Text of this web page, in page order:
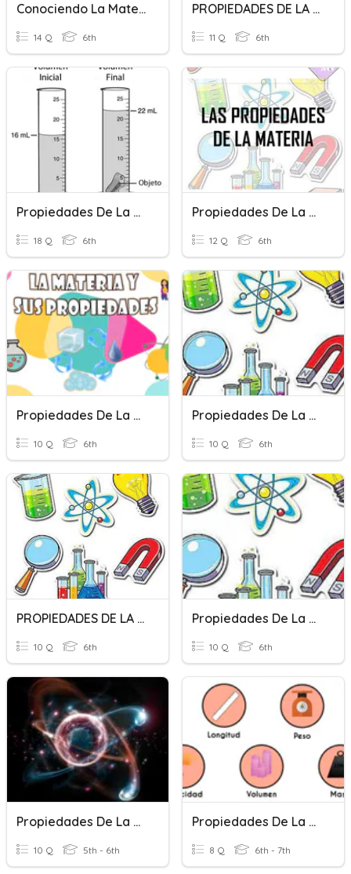
Conociendo La Materia... (Propiedades De La Materia)
14 Q 6th
PROPIEDADES DE LA MATERIA
11 Q 6th
Propiedades De La Materia
18 Q 6th
Propiedades De La Materia
12 Q 6th
Propiedades De La Materia
10 Q 6th
Propiedades De La Materia
10 Q 6th
PROPIEDADES DE LA MATERIA
10 Q 6th
Propiedades De La Materia
10 Q 6th
Propiedades De La Materia
10 Q 5th - 6th
Propiedades De La Materia
8 Q 6th - 7th